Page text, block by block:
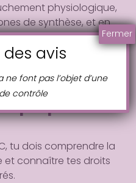
physiologique,
de synthèse, et en
augmente
de réussite d’un
physiologiques
préparer à
tu dois comprendre la
et connaître tes droits
avis
ne font pas l’objet d’une
contrôle
Fermer